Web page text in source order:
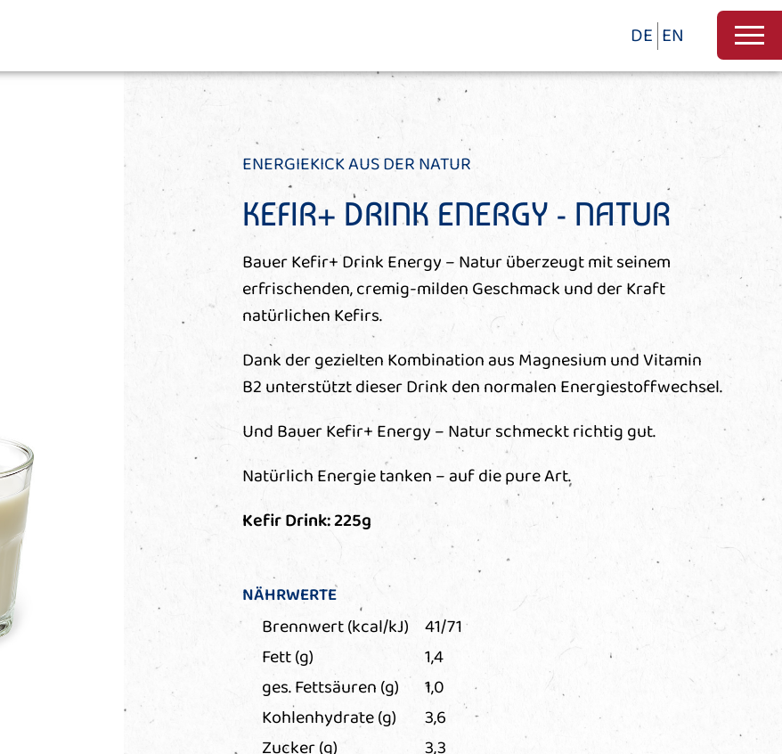
DE EN
ENERGIEKICK AUS DER NATUR
KEFIR+ DRINK ENERGY - NATUR
Bauer Kefir+ Drink Energy – Natur überzeugt mit seinem
erfrischenden, cremig-milden Geschmack und der Kraft
natürlichen Kefirs.
Dank der gezielten Kombination aus Magnesium und Vitamin
B2unterstützt dieser Drink den normalen Energiestoffwechsel.
Und Bauer Kefir+ Energy – Natur schmeckt richtig gut.
Natürlich Energie tanken – auf die pure Art.
Kefir Drink: 225g
NÄHRWERTE
Brennwert (kcal/kJ) 41/71
Fett (g)
1,4
ges. Fettsäuren (g)
1,0
Kohlenhydrate (g)
3,6